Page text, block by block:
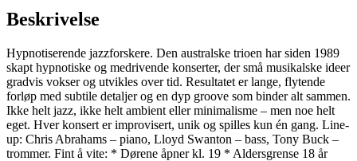
Beskrivelse
Hypnotiserende jazzforskere. Den australske trioen har siden 1989
skapt hypnotiske og medrivende konserter, der små musikalske ideer
gradvis vokser og utvikles over tid. Resultatet er lange, flytende
forløp med subtile detaljer og en dyp groove som binder alt sammen.
Ikke helt jazz, ikke helt ambient eller minimalisme – men noe helt
eget. Hver konsert er improvisert, unik og spilles kun én gang. Line-
up: Chris Abrahams – piano, Lloyd Swanton – bass, Tony Buck –
trommer. Fint å vite: * Dørene åpner kl. 19 * Aldersgrense 18 år